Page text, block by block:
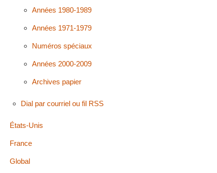
Années 1980-1989
Années 1971-1979
Numéros spéciaux
Années 2000-2009
Archives papier
Dial par courriel ou fil RSS
États-Unis
France
Global